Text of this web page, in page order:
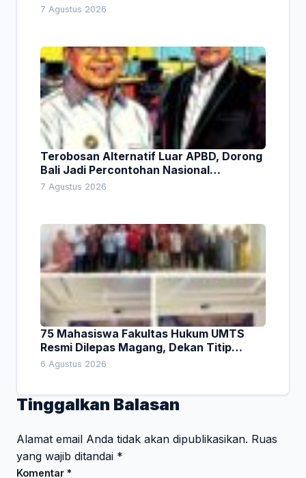
Lingkungan
7 Agustus 2026
Terobosan Alternatif Luar APBD, Dorong
Bali Jadi Percontohan Nasional
Pembiayaan Daerah
7 Agustus 2026
75 Mahasiswa Fakultas Hukum UMTS
Resmi Dilepas Magang, Dekan Titip
Empat Pesan Penting
6 Agustus 2026
Tinggalkan Balasan
Alamat email Anda tidak akan dipublikasikan. Ruas
yang wajib ditandai *
Komentar *